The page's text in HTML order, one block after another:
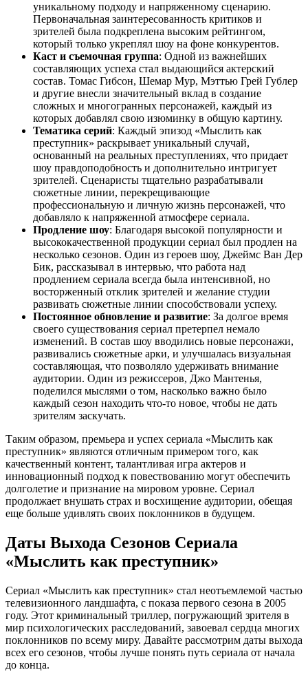
уникальному подходу и напряженному сценарию.
Первоначальная заинтересованность критиков и
зрителей была подкреплена высоким рейтингом,
который только укреплял шоу на фоне конкурентов.
Каст и съемочная группа: Одной из важнейших
составляющих успеха стал выдающийся актерский
состав. Томас Гибсон, Шемар Мур, Мэттью Грей Гублер
и другие внесли значительный вклад в создание
сложных и многогранных персонажей, каждый из
которых добавлял свою изюминку в общую картину.
Тематика серий: Каждый эпизод «Мыслить как
преступник» раскрывает уникальный случай,
основанный на реальных преступлениях, что придает
шоу правдоподобность и дополнительно интригует
зрителей. Сценаристы тщательно разрабатывали
сюжетные линии, перекрещивающие
профессиональную и личную жизнь персонажей, что
добавляло к напряженной атмосфере сериала.
Продление шоу: Благодаря высокой популярности и
высококачественной продукции сериал был продлен на
несколько сезонов. Один из героев шоу, Джеймс Ван Дер
Бик, рассказывал в интервью, что работа над
продлением сериала всегда была интенсивной, но
восторженный отклик зрителей и желание студии
развивать сюжетные линии способствовали успеху.
Постоянное обновление и развитие: За долгое время
своего существования сериал претерпел немало
изменений. В состав шоу вводились новые персонажи,
развивались сюжетные арки, и улучшалась визуальная
составляющая, что позволяло удерживать внимание
аудитории. Один из режиссеров, Джо Мантенья,
поделился мыслями о том, насколько важно было
каждый сезон находить что-то новое, чтобы не дать
зрителям заскучать.
Таким образом, премьера и успех сериала «Мыслить как
преступник» являются отличным примером того, как
качественный контент, талантливая игра актеров и
инновационный подход к повествованию могут обеспечить
долголетие и признание на мировом уровне. Сериал
продолжает внушать страх и восхищение аудитории, обещая
еще больше удивлять своих поклонников в будущем.
Даты Выхода Сезонов Сериала
«Мыслить как преступник»
Сериал «Мыслить как преступник» стал неотъемлемой частью
телевизионного ландшафта, с показа первого сезона в 2005
году. Этот криминальный триллер, погружающий зрителя в
мир психологических расследований, завоевал сердца многих
поклонников по всему миру. Давайте рассмотрим даты выхода
всех его сезонов, чтобы лучше понять путь сериала от начала
до конца.